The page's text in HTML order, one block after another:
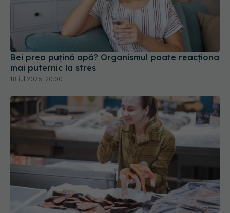
Bei prea puțină apă? Organismul poate reacționa
mai puternic la stres
18 iul 2026, 20:00
Aveți grijă ce consumați pe timp de vară. ANPC a
găsit pește alterat, mucegai și ulei degradat
24 iul 2026, 18:00